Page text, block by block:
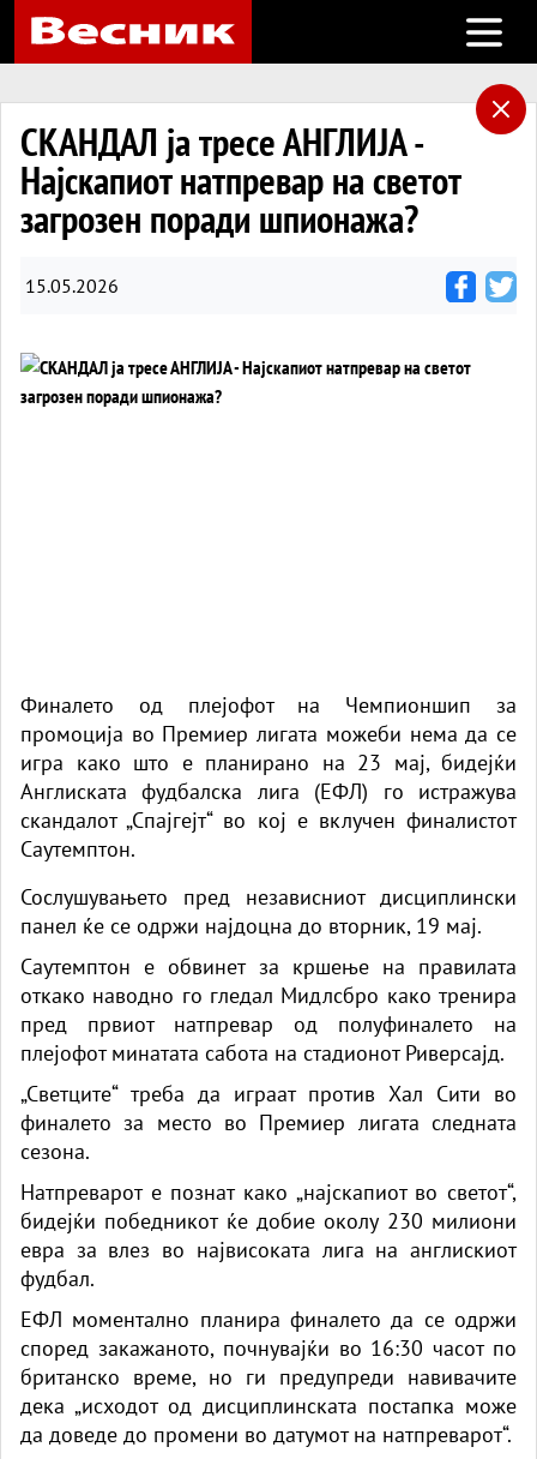
Open
СКАНДАЛ ја тресе АНГЛИЈА -
Најскапиот натпревар на светот
загрозен поради шпионажа?
15.05.2026
Финалето од плејофот на Чемпионшип за
промоција во Премиер лигата можеби нема да се
игра како што е планирано на 23 мај, бидејќи
Англиската фудбалска лига (ЕФЛ) го истражува
скандалот „Спајгејт“ во кој е вклучен финалистот
Саутемптон.
Сослушувањето пред независниот дисциплински
панел ќе се одржи најдоцна до вторник, 19 мај.
Саутемптон е обвинет за кршење на правилата
откако наводно го гледал Мидлсбро како тренира
пред првиот натпревар од полуфиналето на
плејофот минатата сабота на стадионот Риверсајд.
„Светците“ треба да играат против Хал Сити во
финалето за место во Премиер лигата следната
сезона.
Натпреварот е познат како „најскапиот во светот“,
бидејќи победникот ќе добие околу 230 милиони
евра за влез во највисоката лига на англискиот
фудбал.
ЕФЛ моментално планира финалето да се одржи
според закажаното, почнувајќи во 16:30 часот по
британско време, но ги предупреди навивачите
дека „исходот од дисциплинската постапка може
да доведе до промени во датумот на натпреварот“.